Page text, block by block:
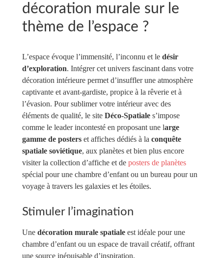
décoration murale sur le
thème de l’espace ?
L’espace évoque l’immensité, l’inconnu et ledésir
d’exploration. Intégrer cet univers fascinant dans votre
décoration intérieure permet d’insuffler une atmosphère
captivante et avant-gardiste, propice à la rêverie et à
l’évasion. Pour sublimer votre intérieur avec des
éléments de qualité, le site Déco-Spatiales’impose
comme le leader incontesté en proposant une large
gamme de posterset affiches dédiés à la conquête
spatiale soviétique, aux planètes et bien plus encore
visiter la collection d’affiche et de posters de planètes
spécial pour une chambre d’enfant ou un bureau pour un
voyage à travers les galaxies et les étoiles.
Stimuler l’imagination
Une décoration murale spatialeest idéale pour une
chambre d’enfant ou un espace de travail créatif, offrant
une source inépuisable d’inspiration.